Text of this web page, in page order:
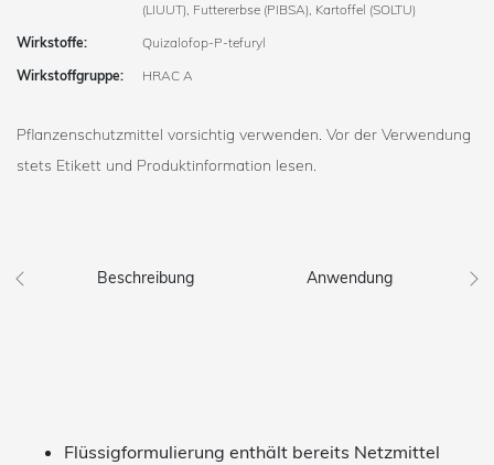
(LIUUT), Futtererbse (PIBSA), Kartoffel (SOLTU)
Wirkstoffe:
Quizalofop-P-tefuryl
Wirkstoffgruppe:
HRAC A
Pflanzenschutzmittel vorsichtig verwenden. Vor der Verwendung
stets Etikett und Produktinformation lesen.
Beschreibung Anwendung
Flüssigformulierung enthält bereits Netzmittel